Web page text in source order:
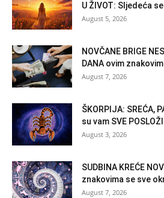
U ŽIVOT: Sljedeća
August 5, 2026
NOVČANE BRIGE
DANA ovim
August 7, 2026
ŠKORPIJA: SREĆA,
su vam SVE
August 3, 2026
SUDBINA KREĆE
znakovima se sve
August 7, 2026